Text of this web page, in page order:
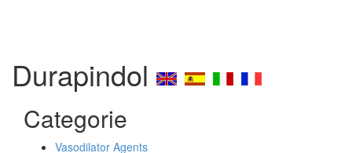
Durapindol
Categorie
Vasodilator Agents